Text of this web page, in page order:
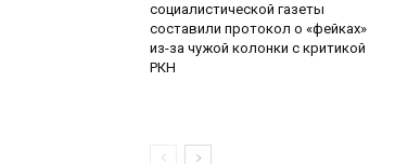
социалистической газеты
составили протокол о «фейках»
из-за чужой колонки с критикой
РКН